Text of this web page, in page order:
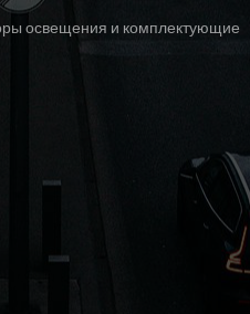
освещения и комплектующие